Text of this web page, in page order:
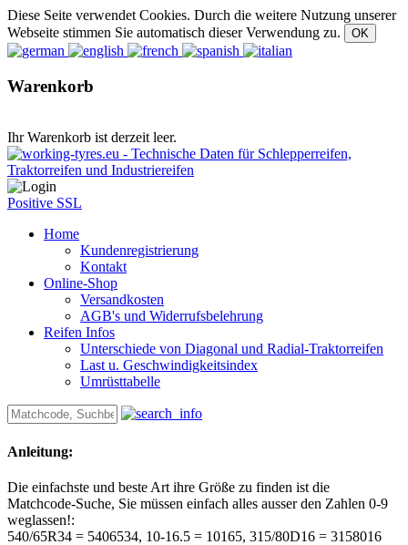
Diese Seite verwendet Cookies. Durch die weitere Nutzung unserer
Webseite stimmen Sie automatisch dieser Verwendung zu.
Warenkorb
Ihr Warenkorb ist derzeit leer.
Positive SSL
Home
Kundenregistrierung
Kontakt
Online-Shop
Versandkosten
AGB's und Widerrufsbelehrung
Reifen Infos
Unterschiede von Diagonal und Radial-Traktorreifen
Last u. Geschwindigkeitsindex
Umrüsttabelle
Anleitung:
Die einfachste und beste Art ihre Größe zu finden ist die
Matchcode-Suche, Sie müssen einfach alles ausser den Zahlen 0-9
weglassen!:
540/65R34 = 5406534, 10-16.5 = 10165, 315/80D16 = 3158016